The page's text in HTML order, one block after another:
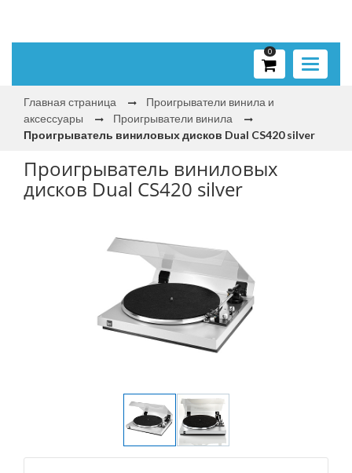
Toggle
0
Главная страница
Проигрыватели винила и
аксессуары
Проигрыватели винила
Проигрыватель виниловых дисков Dual CS420 silver
Проигрыватель виниловых
дисков Dual CS420 silver